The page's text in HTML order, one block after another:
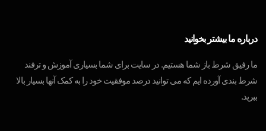
درباره ما بیشتر بخوانید
ما رفیق شرط باز شما هستیم. در سایت برای شما بسیاری آموزش و ترفند
شرط بندی آورده ایم که می توانید درصد موفقیت خود را به کمک آنها بسیار بالا
ببرید.